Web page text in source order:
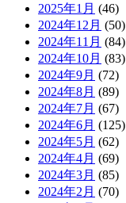
2025年1月 (46)
2024年12月 (50)
2024年11月 (84)
2024年10月 (83)
2024年9月 (72)
2024年8月 (89)
2024年7月 (67)
2024年6月 (125)
2024年5月 (62)
2024年4月 (69)
2024年3月 (85)
2024年2月 (70)